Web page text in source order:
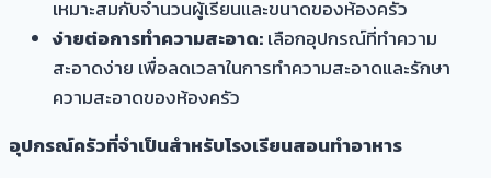
เหมาะสมกับจำนวนผู้เรียนและขนาดของห้องครัว
ง่ายต่อการทำความสะอาด:เลือกอุปกรณ์ที่ทำความ
สะอาดง่าย เพื่อลดเวลาในการทำความสะอาดและรักษา
ความสะอาดของห้องครัว
อุปกรณ์ครัวที่จำเป็นสำหรับโรงเรียนสอนทำอาหาร